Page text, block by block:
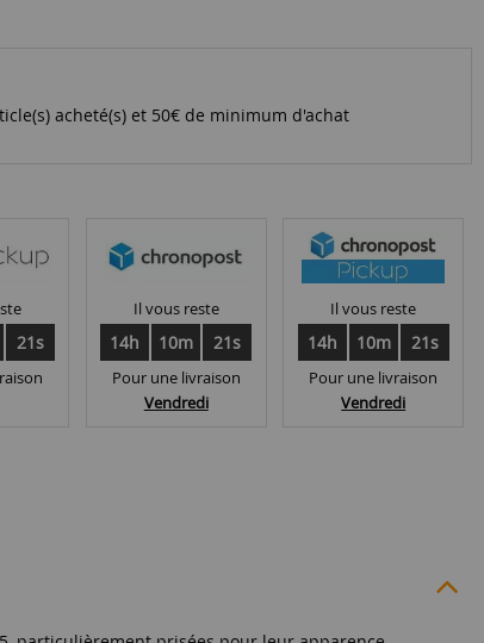
acheté(s) et 50€ de minimum d'achat
20s
Il vous reste
14h 10m 20s
Pour une livraison
Vendredi
Il vous reste
14h 10m 20s
Pour une livraison
Vendredi